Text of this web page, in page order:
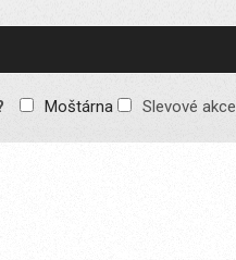
Apple e-
žádné
pro všechny
Moštárna Slevové akce